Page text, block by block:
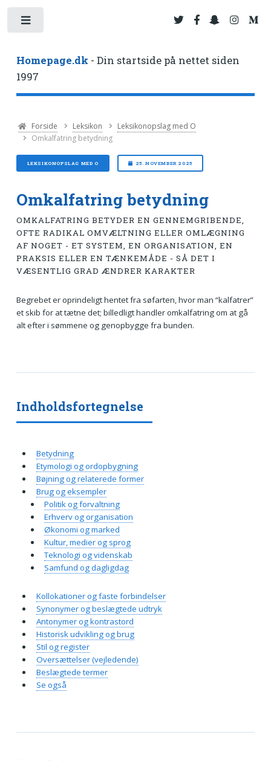
Homepage.dk - Din startside på nettet siden
1997
Forside Leksikon
Leksikonopslag med O
Omkalfatring betydning
LEKSIKONOPSLAG MED O 25. NOVEMBER 2025
Omkalfatring betydning
OMKALFATRING BETYDER EN GENNEMGRIBENDE,
OFTE RADIKAL OMVÆLTNING ELLER OMLÆGNING
AF NOGET - ET SYSTEM, EN ORGANISATION, EN
PRAKSIS ELLER EN TÆNKEMÅDE - SÅ DET I
VÆSENTLIG GRAD ÆNDRER KARAKTER
Begrebet er oprindeligt hentet fra søfarten, hvor man “kalfatrer”
et skib for at tætne det; billedligt handler omkalfatring om at gå
alt efter i sømmene og genopbygge fra bunden.
Indholdsfortegnelse
Betydning
Etymologi og ordopbygning
Bøjning og relaterede former
Brug og eksempler
Politik og forvaltning
Erhverv og organisation
Økonomi og marked
Kultur, medier og sprog
Teknologi og videnskab
Samfund og dagligdag
Kollokationer og faste forbindelser
Synonymer og beslægtede udtryk
Antonymer og kontrastord
Historisk udvikling og brug
Stil og register
Oversættelser (vejledende)
Beslægtede termer
Se også